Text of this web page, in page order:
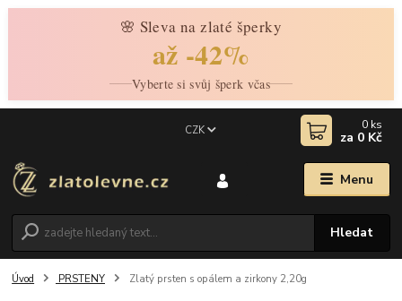
🌸 Sleva na zlaté šperky
až -42%
Vyberte si svůj šperk včas
Menu
CZK
Hledat
0 ks
za 0 Kč
Úvod PRSTENY Zlatý prsten s opálem a zirkony 2,20g